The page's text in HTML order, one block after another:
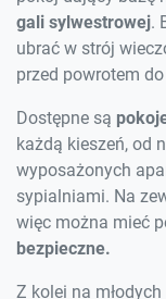
gali sylwestrowej.
ubrać w strój
przed powrotem
Dostępne są
każdą kieszeń, od
wyposażonych
sypialniami. Na
więc można mieć
bezpieczne.
Z kolei na